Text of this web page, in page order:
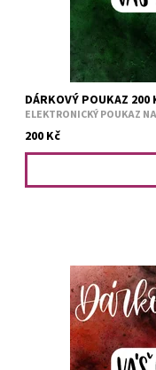
DÁRKOVÝ POUKAZ 200
ELEKTRONICKÝ POUKAZ
200 Kč
Darujte poukaz na náš
platnost je jeden rok
hodin odešleme na e-